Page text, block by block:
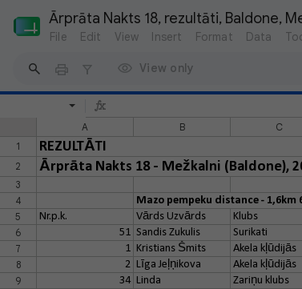
Ārprāta Nakts 18, rezultāti, Baldone,
File Edit View Insert Format Data
View only
A B C
1
REZULTĀTI
2 Ārprāta Nakts 18 - Mežkalni (Baldone),
3
4
Mazo pempeku distance - 1,6km
5
Nr.p.k. Vārds Uzvārds Klubs
6
51 Sandis Zukulis Surikati
7
1 Kristians Šmits Akela kļūdijās
8
2 Līga Jeļņikova Akela kļūdijās
9
34 Linda Zariņu klubs